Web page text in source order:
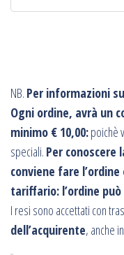
NB. Per informazioni
Ogni ordine, avrà un
minimo € 10,00:poichè
speciali. Per
conviene fare
tariffario: l’ordine
I resi sono accettati con
dell’acquirente, anche